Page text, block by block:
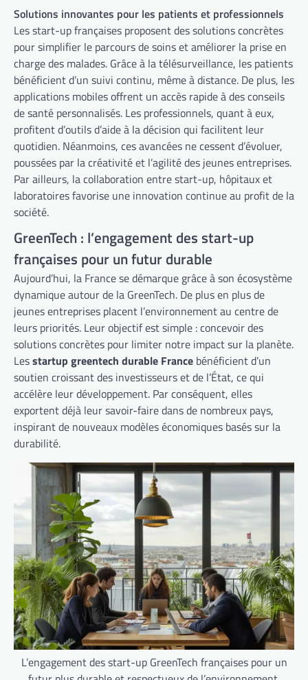
Solutions innovantes pour les patients et professionnels
Les start-up françaises proposent des solutions concrètes
pour simplifier le parcours de soins et améliorer la prise en
charge des malades. Grâce à la télésurveillance, les patients
bénéficient d’un suivi continu, même à distance. De plus, les
applications mobiles offrent un accès rapide à des conseils
de santé personnalisés. Les professionnels, quant à eux,
profitent d’outils d’aide à la décision qui facilitent leur
quotidien. Néanmoins, ces avancées ne cessent d’évoluer,
poussées par la créativité et l’agilité des jeunes entreprises.
Par ailleurs, la collaboration entre start-up, hôpitaux et
laboratoires favorise une innovation continue au profit de la
société.
GreenTech : l’engagement des start-up
françaises pour un futur durable
Aujourd’hui, la France se démarque grâce à son écosystème
dynamique autour de la GreenTech. De plus en plus de
jeunes entreprises placent l’environnement au centre de
leurs priorités. Leur objectif est simple : concevoir des
solutions concrètes pour limiter notre impact sur la planète.
Lesstartup greentech durable France bénéficient d’un
soutien croissant des investisseurs et de l’État, ce qui
accélère leur développement. Par conséquent, elles
exportent déjà leur savoir-faire dans de nombreux pays,
inspirant de nouveaux modèles économiques basés sur la
durabilité.
L’engagement des start-up GreenTech françaises pour un